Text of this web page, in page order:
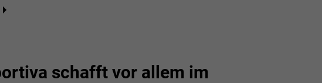
schafft vor allem im